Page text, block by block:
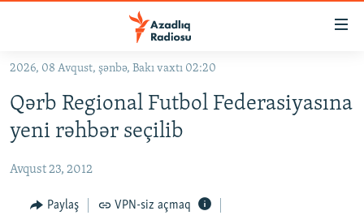
Əsas
qayıt
Əsas
naviqasiyaya
qayıt
#İZAHLA
KORRUPSIOMETR
#ƏSLINDƏ
FƏRQƏ BAX
2026, 08 Avqust, şənbə, Bakı vaxtı 02:20
Qərb Regional Futbol Federasiyasına
yeni rəhbər seçilib
Avqust 23, 2012
Paylaş VPN-siz açmaq